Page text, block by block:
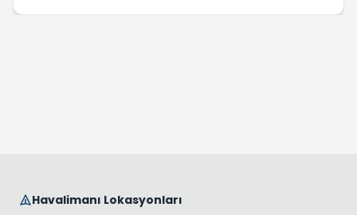
Havalimanı Lokasyonları